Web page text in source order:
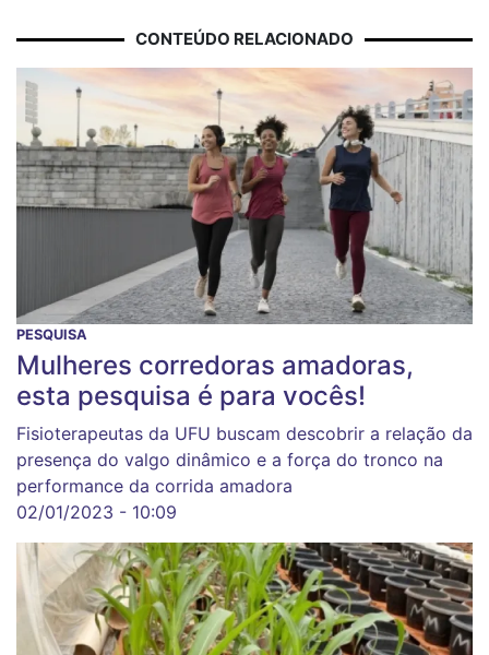
CONTEÚDO RELACIONADO
PESQUISA
Mulheres corredoras amadoras,
esta pesquisa é para vocês!
Fisioterapeutas da UFU buscam descobrir a relação da
presença do valgo dinâmico e a força do tronco na
performance da corrida amadora
02/01/2023 - 10:09